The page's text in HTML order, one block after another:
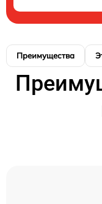
Преимущества